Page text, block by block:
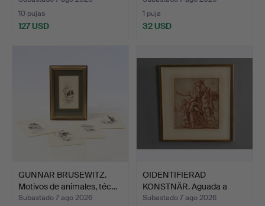
10 pujas
127 USD
1 puja
32 USD
GUNNAR BRUSEWITZ.
Motivos de animales, téc…
Subastado 7 ago 2026
OIDENTIFIERAD
KONSTNÄR. Aguada a
tinta, mo…
Subastado 7 ago 2026